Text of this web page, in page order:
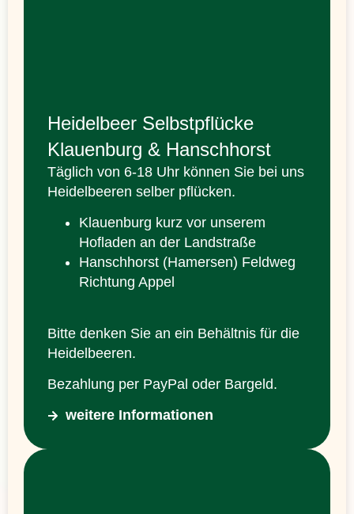
Heidelbeer Selbstpflücke
Klauenburg & Hanschhorst
Täglich von 6-18 Uhr können Sie bei uns
Heidelbeeren selber pflücken.
Klauenburg kurz vor unserem
Hofladen an der Landstraße
Hanschhorst (Hamersen) Feldweg
Richtung Appel
Bitte denken Sie an ein Behältnis für die
Heidelbeeren.
Bezahlung per PayPal oder Bargeld.
weitere Informationen